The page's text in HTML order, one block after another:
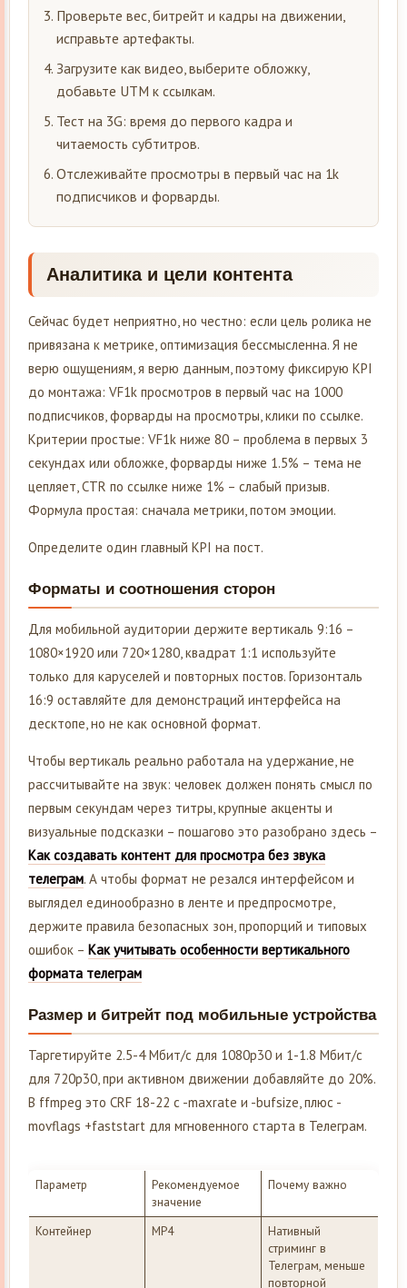
Проверьте вес, битрейт и кадры на движении,
исправьте артефакты.
Загрузите как видео, выберите обложку,
добавьте UTM к ссылкам.
Тест на 3G: время до первого кадра и
читаемость субтитров.
Отслеживайте просмотры в первый час на 1k
подписчиков и форварды.
Аналитика и цели контента
Сейчас будет неприятно, но честно: если цель ролика не
привязана к метрике, оптимизация бессмысленна. Я не
верю ощущениям, я верю данным, поэтому фиксирую KPI
до монтажа: VF1k просмотров в первый час на 1000
подписчиков, форварды на просмотры, клики по ссылке.
Критерии простые: VF1k ниже 80 – проблема в первых 3
секундах или обложке, форварды ниже 1.5% – тема не
цепляет, CTR по ссылке ниже 1% – слабый призыв.
Формула простая: сначала метрики, потом эмоции.
Определите один главный KPI на пост.
Форматы и соотношения сторон
Для мобильной аудитории держите вертикаль 9:16 –
1080×1920 или 720×1280, квадрат 1:1 используйте
только для каруселей и повторных постов. Горизонталь
16:9 оставляйте для демонстраций интерфейса на
десктопе, но не как основной формат.
Чтобы вертикаль реально работала на удержание, не
рассчитывайте на звук: человек должен понять смысл по
первым секундам через титры, крупные акценты и
визуальные подсказки – пошагово это разобрано здесь –
Как создавать контент для просмотра без звука
телеграм. А чтобы формат не резался интерфейсом и
выглядел единообразно в ленте и предпросмотре,
держите правила безопасных зон, пропорций и типовых
ошибок – Как учитывать особенности вертикального
формата телеграм
Размер и битрейт под мобильные устройства
Таргетируйте 2.5-4 Мбит/с для 1080p30 и 1-1.8 Мбит/с
для 720p30, при активном движении добавляйте до 20%.
В ffmpeg это CRF 18-22 с -maxrate и -bufsize, плюс -
movflags +faststart для мгновенного старта в Телеграм.
Параметр
Рекомендуемое
значение
Почему важно
Контейнер MP4
Нативный
стриминг в
Телеграм, меньше
повторной